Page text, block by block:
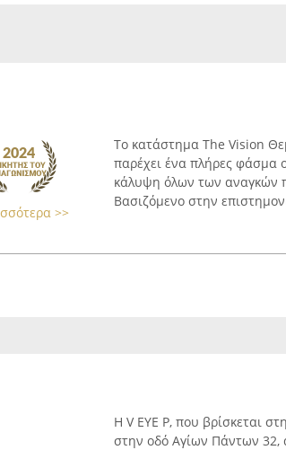
>>
Το κατάστημα The Vision
παρέχει ένα πλήρες φάσμα
κάλυψη όλων των αναγκών
Βασιζόμενο στην
Η V EYE P, που βρίσκεται
στην οδό Αγίων Πάντων 32,